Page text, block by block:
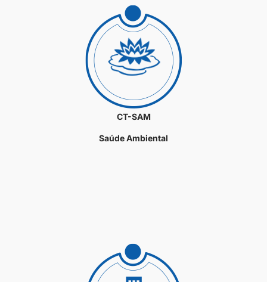
CT-SAM
Saúde Ambiental